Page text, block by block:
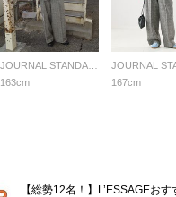
163cm
167cm
【総勢12名！】L’ESSAGEお